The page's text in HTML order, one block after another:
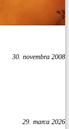
30. novembra 2008
29. marca 2026